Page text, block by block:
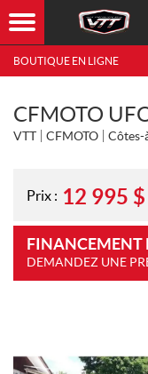
BOUTIQUE EN LIGNE
CFMOTO
VTT CFMOTO Côtes-
Prix : 12 995 $
FINANCEMENT
DEMANDEZ UNE